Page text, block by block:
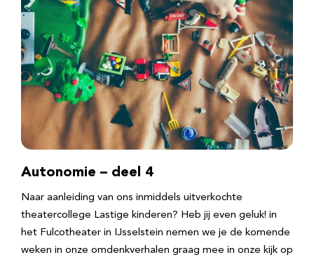
Autonomie – deel 4
Naar aanleiding van ons inmiddels uitverkochte
theatercollege Lastige kinderen? Heb jij even geluk! in
het Fulcotheater in IJsselstein nemen we je de komende
weken in onze omdenkverhalen graag mee in onze kijk op